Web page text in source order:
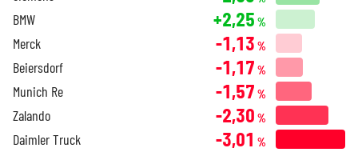
BMW +2,25 %
Merck -1,13 %
Beiersdorf -1,17 %
Munich Re -1,57 %
Zalando -2,30 %
Daimler Truck -3,01 %